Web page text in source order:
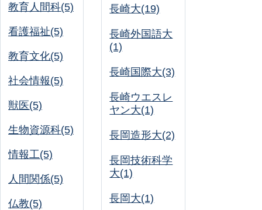
教育人間科(5)
看護福祉(5)
教育文化(5)
社会情報(5)
獣医(5)
生物資源科(5)
情報工(5)
人間関係(5)
仏教(5)
長崎大(19)
長崎外国語大
(1)
長崎国際大(3)
長崎ウエスレ
ヤン大(1)
長岡造形大(2)
長岡技術科学
大(1)
長岡大(1)